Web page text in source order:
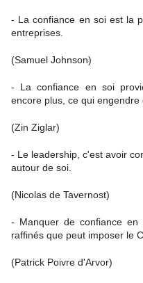
- La confiance en soi est la
entreprises.
(Samuel Johnson)
- La confiance en soi
encore plus, ce qui engendre
(Zin Ziglar)
- Le leadership, c'est avoir
autour de soi.
(Nicolas de Tavernost)
- Manquer de confiance
raffinés que peut imposer le
(Patrick Poivre d'Arvor)